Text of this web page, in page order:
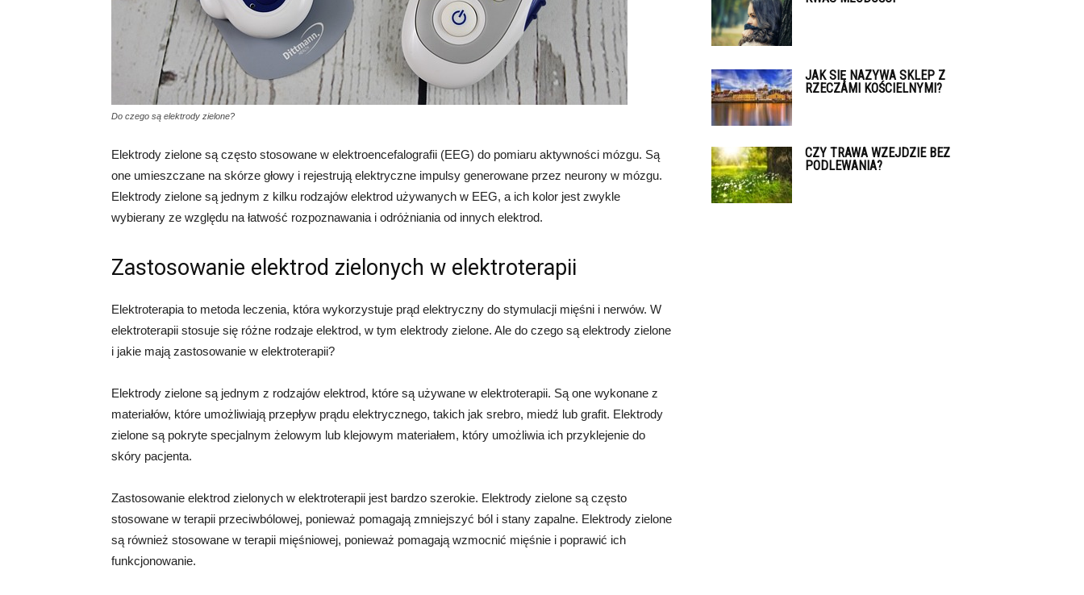
Do czego są elektrody zielone?
Elektrody zielone są często stosowane w elektroencefalografii (EEG) do pomiaru aktywności mózgu. Są
one umieszczane na skórze głowy i rejestrują elektryczne impulsy generowane przez neurony w mózgu.
Elektrody zielone są jednym z kilku rodzajów elektrod używanych w EEG, a ich kolor jest zwykle
wybierany ze względu na łatwość rozpoznawania i odróżniania od innych elektrod.
Zastosowanie elektrod zielonych w elektroterapii
Elektroterapia to metoda leczenia, która wykorzystuje prąd elektryczny do stymulacji mięśni i nerwów. W
elektroterapii stosuje się różne rodzaje elektrod, w tym elektrody zielone. Ale do czego są elektrody zielone
i jakie mają zastosowanie w elektroterapii?
Elektrody zielone są jednym z rodzajów elektrod, które są używane w elektroterapii. Są one wykonane z
materiałów, które umożliwiają przepływ prądu elektrycznego, takich jak srebro, miedź lub grafit. Elektrody
zielone są pokryte specjalnym żelowym lub klejowym materiałem, który umożliwia ich przyklejenie do
skóry pacjenta.
Zastosowanie elektrod zielonych w elektroterapii jest bardzo szerokie. Elektrody zielone są często
stosowane w terapii przeciwbólowej, ponieważ pomagają zmniejszyć ból i stany zapalne. Elektrody zielone
są również stosowane w terapii mięśniowej, ponieważ pomagają wzmocnić mięśnie i poprawić ich
funkcjonowanie.
JAK SIĘ NAZYWA SKLEP Z
RZECZAMI KOŚCIELNYMI?
CZY TRAWA WZEJDZIE BEZ
PODLEWANIA?